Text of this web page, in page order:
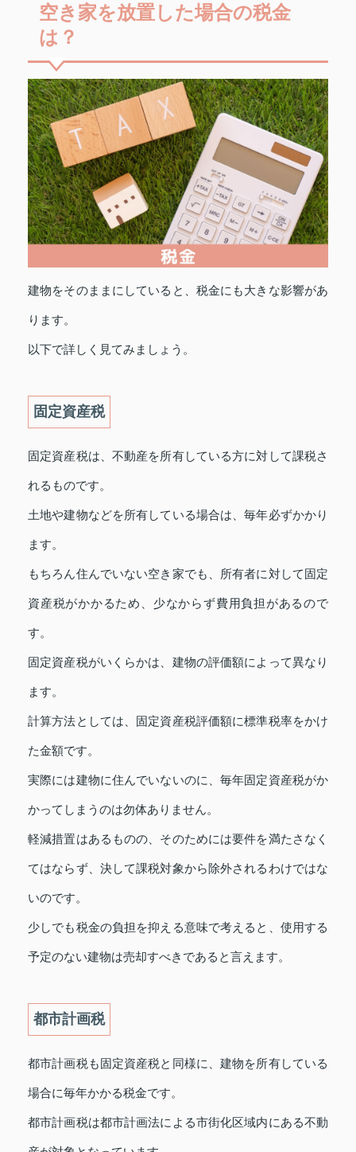
空き家を放置した場合の税金
は？
建物をそのままにしていると、税金にも大きな影響があ
ります。
以下で詳しく見てみましょう。
固定資産税
固定資産税は、不動産を所有している方に対して課税さ
れるものです。
土地や建物などを所有している場合は、毎年必ずかかり
ます。
もちろん住んでいない空き家でも、所有者に対して固定
資産税がかかるため、少なからず費用負担があるので
す。
固定資産税がいくらかは、建物の評価額によって異なり
ます。
計算方法としては、固定資産税評価額に標準税率をかけ
た金額です。
実際には建物に住んでいないのに、毎年固定資産税がか
かってしまうのは勿体ありません。
軽減措置はあるものの、そのためには要件を満たさなく
てはならず、決して課税対象から除外されるわけではな
いのです。
少しでも税金の負担を抑える意味で考えると、使用する
予定のない建物は売却すべきであると言えます。
都市計画税
都市計画税も固定資産税と同様に、建物を所有している
場合に毎年かかる税金です。
都市計画税は都市計画法による市街化区域内にある不動